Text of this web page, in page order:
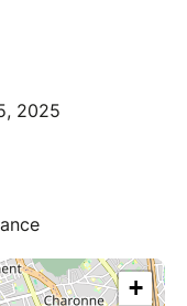
2025
+